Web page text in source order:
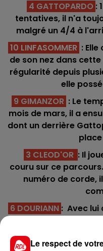
4 GATTOPARDO :
tentatives, il n'a
malgré un 4/4 à
10 LINFASOMMER :
de son nez dans
régularité depuis
elle
9 GIMANZOR : Le
mois de mars, il a
dont un derrière
3 CLEOD'OR : Il
couru sur ce
numéro de corde,
6 DOURIANN : Avec lui
forme de son
Le respect de